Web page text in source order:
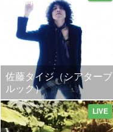
佐藤タイジ（シアターブ
ルック）
LIVE